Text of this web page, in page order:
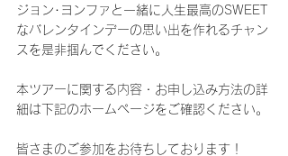
ジョン･ヨンファと一緒に人生最高のSWEET
なバレンタインデーの思い出を作れるチャン
スを是非掴んでください。
本ツアーに関する内容・お申し込み方法の詳
細は下記のホームページをご確認ください。
皆さまのご参加をお待ちしております！